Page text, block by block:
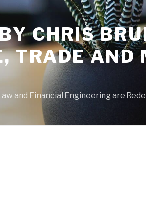
CHRIS
TRADE AND
and Financial Engineering are